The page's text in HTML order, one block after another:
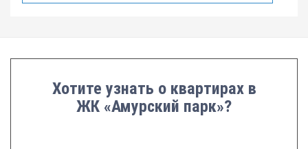
Хотите узнать о квартирах в
ЖК «Амурский парк»?